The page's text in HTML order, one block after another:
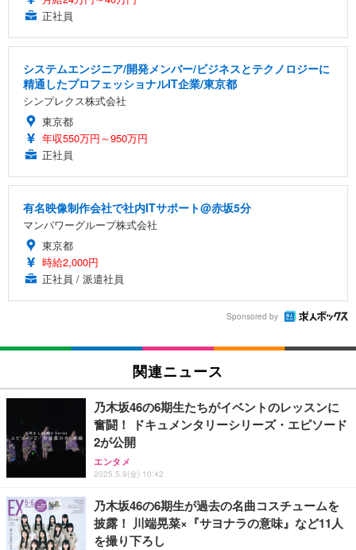
正社員
システムエンジニア/開発メンバー/ビジネスとテクノロジーに
精通したプロフェッショナルIT企業/東京都
シンプレクス株式会社
東京都
年収550万円～950万円
正社員
有名映像制作会社で社内ITサポート@赤坂5分
マンパワーグループ株式会社
東京都
時給2,000円
正社員 / 派遣社員
Sponsored by
関連ニュース
乃木坂46の6期生たちがイベントのレッスンに
奮闘！ ドキュメンタリーシリーズ・エピソード
2が公開
エンタメ
2025.5.9(金) 10:42
乃木坂46の6期生が過去の名曲コスチュームを
披露！ 川端晃菜×『サヨナラの意味』など11人
を撮り下ろし